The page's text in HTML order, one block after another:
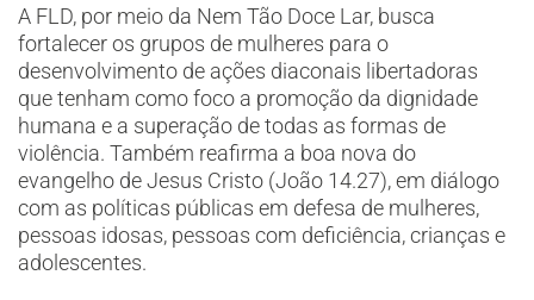
A FLD, por meio da Nem Tão Doce Lar, busca
fortalecer os grupos de mulheres para o
desenvolvimento de ações diaconais libertadoras
que tenham como foco a promoção da dignidade
humana e a superação de todas as formas de
violência. Também reafirma a boa nova do
evangelho de Jesus Cristo (João 14.27), em diálogo
com as políticas públicas em defesa de mulheres,
pessoas idosas, pessoas com deficiência, crianças e
adolescentes.